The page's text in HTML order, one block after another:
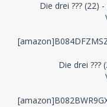
Die drei ??? (22)
Die drei ???